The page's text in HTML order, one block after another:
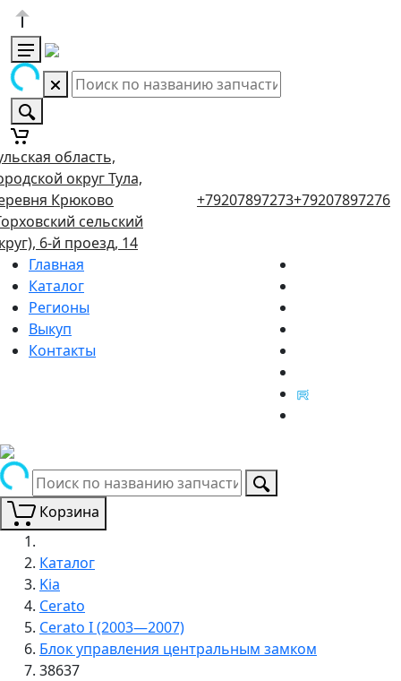
область,
округ Тула,
Крюково
сельский
6-й проезд, 14
+79207897273+79207897276
Главная
Каталог
Регионы
Выкуп
Контакты
Корзина
Каталог
Kia
Cerato
Cerato I (2003—2007)
Блок управления центральным замком
38637